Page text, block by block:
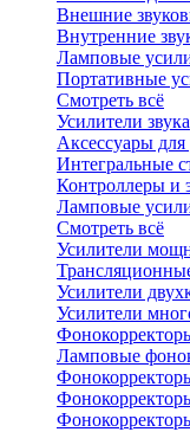
Внешние
Внутренние
Ламповые
Портативные
Смотреть всё
Усилители звука
Аксессуары для
Интегральные
Контроллеры и
Ламповые
Смотреть всё
Усилители
Усилители
Усилители
Ламповые